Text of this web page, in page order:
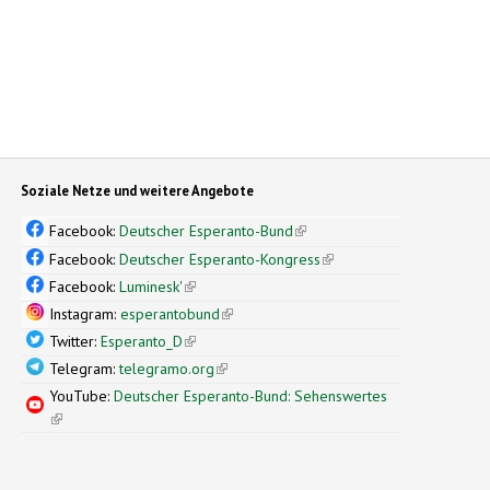
Soziale Netze und weitere Angebote
Facebook:Deutscher Esperanto-Bund(link is external)
Facebook:Deutscher Esperanto-Kongress(link is external)
Facebook:Luminesk'(link is external)
Instagram:esperantobund(link is external)
Twitter:Esperanto_D(link is external)
Telegram:telegramo.org(link is external)
YouTube:Deutscher Esperanto-Bund: Sehenswertes
(link is external)